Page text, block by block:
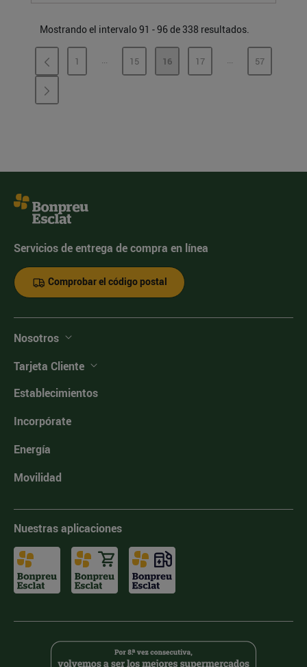
Mostrando el intervalo 91 - 96 de 338 resultados.
PÁGINA
1 ...PÁGINAS INTERMEDIAS
PÁGINA
15 PÁGINA
16 PÁGINA
17 ...PÁGINASPÁGINA
57
Servicios de entrega de compra en línea
Comprobar el código postal
Nosotros
Tarjeta Cliente
Establecimientos
Incorpórate
Energía
Movilidad
Nuestras aplicaciones